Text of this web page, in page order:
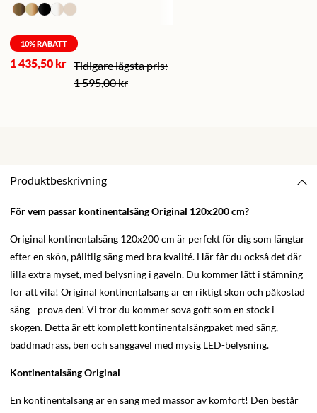
10% RABATT
1 435,50 kr
1 595,00 kr
Produktbeskrivning
För vem passar kontinentalsäng Original 120x200 cm?
Original kontinentalsäng 120x200 cm är perfekt för dig som längtar
efter en skön, pålitlig säng med bra kvalité. Här får du också det där
lilla extra myset, med belysning i gaveln. Du kommer lätt i stämning
för att vila! Original kontinentalsäng är en riktigt skön och påkostad
säng - prova den! Vi tror du kommer sova gott som en stock i
skogen. Detta är ett komplett kontinentalsängpaket med säng,
bäddmadrass, ben och sänggavel med mysig LED-belysning.
Kontinentalsäng Original
En kontinentalsäng är en säng med massor av komfort! Den består